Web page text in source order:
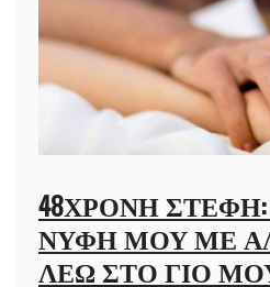
48ΧΡΟΝΗ
ΝΎΦΗ ΜΟΥ ΜΕ
ΛΈΩ ΣΤΟ ΓΙΟ